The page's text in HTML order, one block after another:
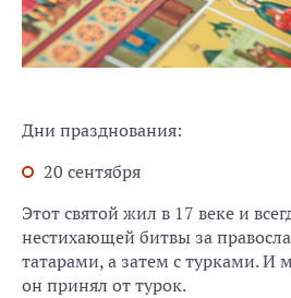
Дни празднования:
20 сентября
Этот святой жил в 17 веке и
нестихающей битвы за
татарами, а затем с турками. И
он принял от турок.